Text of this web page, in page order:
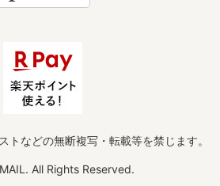
トなどの無断複写・転載等を禁じます。
All Rights Reserved.